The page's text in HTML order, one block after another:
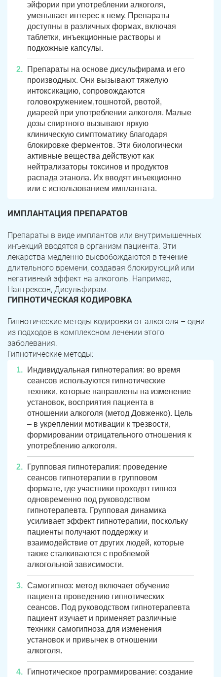
эйфории при употреблении алкоголя,
уменьшает интерес к нему. Препараты
доступны в различных формах, включая
таблетки, инъекционные растворы и
подкожные капсулы.
Препараты на основе дисульфирама и его
производных. Они вызывают тяжелую
интоксикацию, сопровождаются
головокружением,тошнотой, рвотой,
диареей при употреблении алкоголя. Малые
дозы спиртного вызывают яркую
клиническую симптоматику благодаря
блокировке ферментов. Эти биологически
активные вещества действуют как
нейтрализаторы токсинов и продуктов
распада этанола. Их вводят инъекционно
или с использованием имплантата.
ИМПЛАНТАЦИЯ ПРЕПАРАТОВ
Препараты в виде имплантов или внутримышечных
инъекций вводятся в организм пациента. Эти
лекарства медленно высвобождаются в течение
длительного времени, создавая блокирующий или
негативный эффект на алкоголь. Например,
Налтрексон, Дисульфирам.
ГИПНОТИЧЕСКАЯ КОДИРОВКА
Гипнотические методы кодировки от алкоголя – одни
из подходов в комплексном лечении этого
заболевания.
Гипнотические методы:
Индивидуальная гипнотерапия: во время
сеансов используются гипнотические
техники, которые направлены на изменение
установок, восприятия пациента в
отношении алкоголя (метод Довженко). Цель
– в укреплении мотивации к трезвости,
формировании отрицательного отношения к
употреблению алкоголя.
Групповая гипнотерапия: проведение
сеансов гипнотерапии в групповом
формате, где участники проходят гипноз
одновременно под руководством
гипнотерапевта. Групповая динамика
усиливает эффект гипнотерапии, поскольку
пациенты получают поддержку и
взаимодействие от других людей, которые
также сталкиваются с проблемой
алкогольной зависимости.
Самогипноз: метод включает обучение
пациента проведению гипнотических
сеансов. Под руководством гипнотерапевта
пациент изучает и применяет различные
техники самогипноза для изменения
установок и привычек в отношении
алкоголя.
Гипнотическое программирование: создание